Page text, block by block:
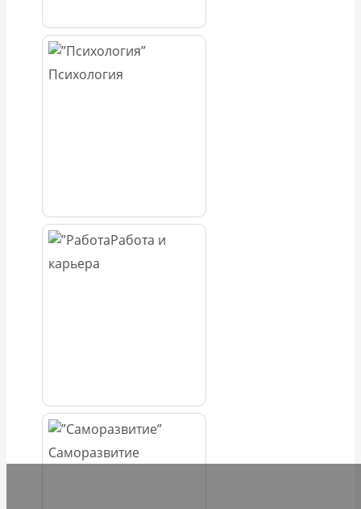
Психология
Работа и
карьера
Саморазвитие